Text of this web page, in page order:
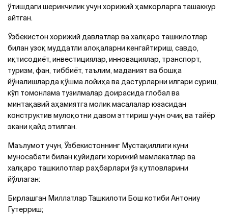
ўтишдаги шерикчилик учун хорижий ҳамкорларга ташаккур
айтган.
Ўзбекистон хорижий давлатлар ва халқаро ташкилотлар
билан узоқ муддатли алоқаларни кенгайтириш, савдо,
иқтисодиёт, инвестициялар, инновациялар, транспорт,
туризм, фан, тиббиёт, таълим, маданият ва бошқа
йўналишларда қўшма лойиҳа ва дастурларни илгари суриш,
кўп томонлама тузилмалар доирасида глобал ва
минтақавий аҳамиятга молик масалалар юзасидан
конструктив мулоқотни давом эттириш учун очиқ ва тайёр
экани қайд этилган.
Маълумот учун, Ўзбекистоннинг Мустақиллиги куни
муносабати билан қуйидаги хорижий мамлакатлар ва
халқаро ташкилотлар раҳбарлари ўз қутловларини
йўллаган:
Бирлашган Миллатлар Ташкилоти Бош котиби Антониу
Гутерриш;